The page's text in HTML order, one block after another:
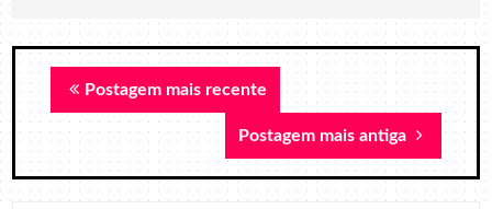
Postagem mais recente
Postagem mais antiga